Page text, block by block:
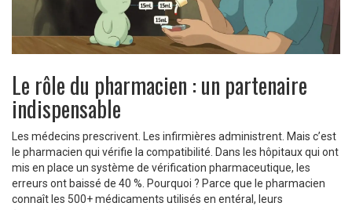
Le rôle du pharmacien : un partenaire
indispensable
Les médecins prescrivent. Les infirmières administrent. Mais c’est
le pharmacien qui vérifie la compatibilité. Dans les hôpitaux qui ont
mis en place un système de vérification pharmaceutique, les
erreurs ont baissé de 40 %. Pourquoi ? Parce que le pharmacien
connaît les 500+ médicaments utilisés en entéral, leurs